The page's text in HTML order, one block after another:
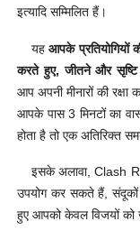
इत्यादि सम्मिलित हैं।
यहआपके प्रतियोगियों
करते हुए, जीतने और सृष्टि
आप अपनी मीनारों की
आपके पास 3 मिनटों का
होता है तो एक अतिरिक्त
इसके अलावा, Clash
उपयोग कर सकते हैं,
हुए आपको केवल विजयों को